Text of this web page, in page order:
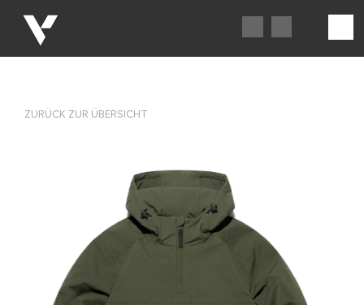
ZURÜCK ZUR ÜBERSICHT